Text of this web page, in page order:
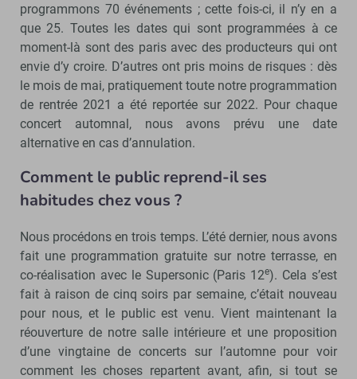
programmons 70 événements ; cette fois-ci, il n’y en a
que 25. Toutes les dates qui sont programmées à ce
moment-là sont des paris avec des producteurs qui ont
envie d’y croire. D’autres ont pris moins de risques : dès
le mois de mai, pratiquement toute notre programmation
de rentrée 2021 a été reportée sur 2022. Pour chaque
concert automnal, nous avons prévu une date
alternative en cas d’annulation.
Comment le public reprend-il ses
habitudes chez vous ?
Nous procédons en trois temps. L’été dernier, nous avons
fait une programmation gratuite sur notre terrasse, en
co-réalisation avec le Supersonic (Paris 12e). Cela s’est
fait à raison de cinq soirs par semaine, c’était nouveau
pour nous, et le public est venu. Vient maintenant la
réouverture de notre salle intérieure et une proposition
d’une vingtaine de concerts sur l’automne pour voir
comment les choses repartent avant, afin, si tout se